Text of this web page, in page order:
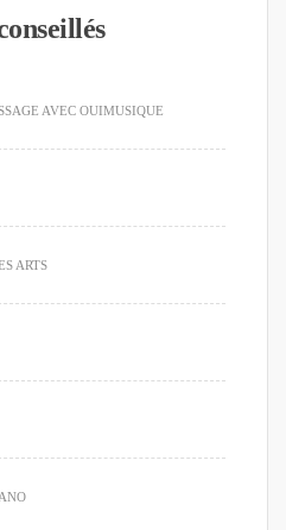
AVEC OUIMUSIQUE
ARTS